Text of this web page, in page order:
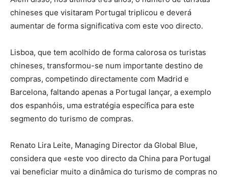
chineses que visitaram Portugal triplicou e deverá
aumentar de forma significativa com este voo directo.
Lisboa, que tem acolhido de forma calorosa os turistas
chineses, transformou-se num importante destino de
compras, competindo directamente com Madrid e
Barcelona, faltando apenas a Portugal lançar, a exemplo
dos espanhóis, uma estratégia específica para este
segmento do turismo de compras.
Renato Lira Leite, Managing Director da Global Blue,
considera que «este voo directo da China para Portugal
vai beneficiar muito a dinâmica do turismo de compras no